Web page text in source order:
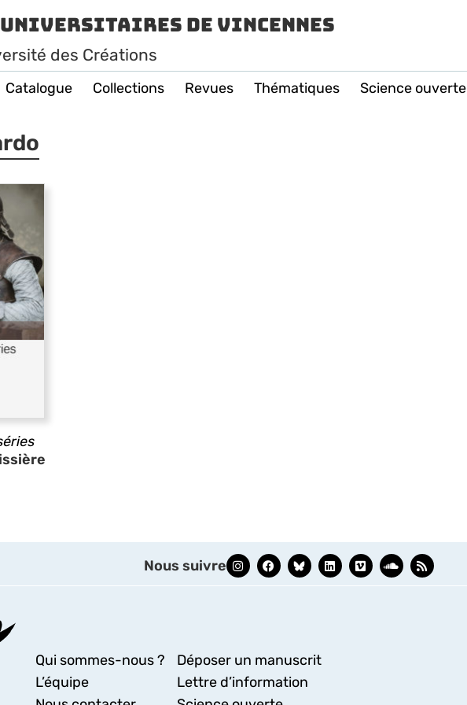
Universitaires de Vincennes
des Créations
Catalogue Collections Revues Thématiques Science ouverte
Nous suivre
Qui sommes-nous ?
L’équipe
Déposer un manuscrit
Lettre d’information